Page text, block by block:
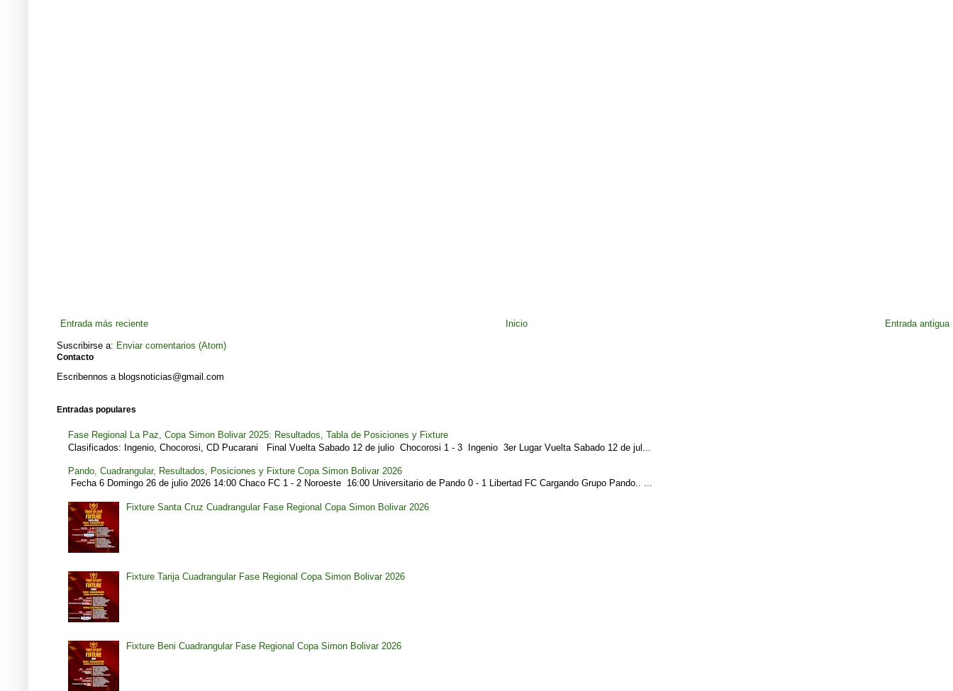
Entrada más reciente Entrada antigua
Inicio
Suscribirse a: Enviar comentarios (Atom)
Contacto
Escribennos a blogsnoticias@gmail.com
Entradas populares
Fase Regional La Paz, Copa Simon Bolivar 2025: Resultados, Tabla de Posiciones y Fixture
Clasificados: Ingenio, Chocorosi, CD Pucarani Final Vuelta Sabado 12 de julio Chocorosi 1 - 3 Ingenio 3er Lugar Vuelta Sabado 12 de jul...
Pando, Cuadrangular, Resultados, Posiciones y Fixture Copa Simon Bolivar 2026
Fecha 6 Domingo 26 de julio 2026 14:00 Chaco FC 1 - 2 Noroeste 16:00 Universitario de Pando 0 - 1 Libertad FC Cargando Grupo Pando.. ...
Fixture Santa Cruz Cuadrangular Fase Regional Copa Simon Bolivar 2026
Fixture Tarija Cuadrangular Fase Regional Copa Simon Bolivar 2026
Fixture Beni Cuadrangular Fase Regional Copa Simon Bolivar 2026